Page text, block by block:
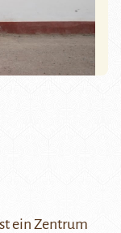
ein Zentrum